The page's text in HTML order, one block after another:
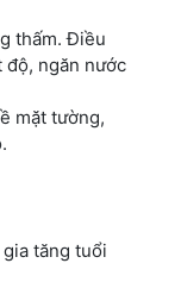
thấm. Điều
độ, ngăn nước
mặt tường,
tăng tuổi